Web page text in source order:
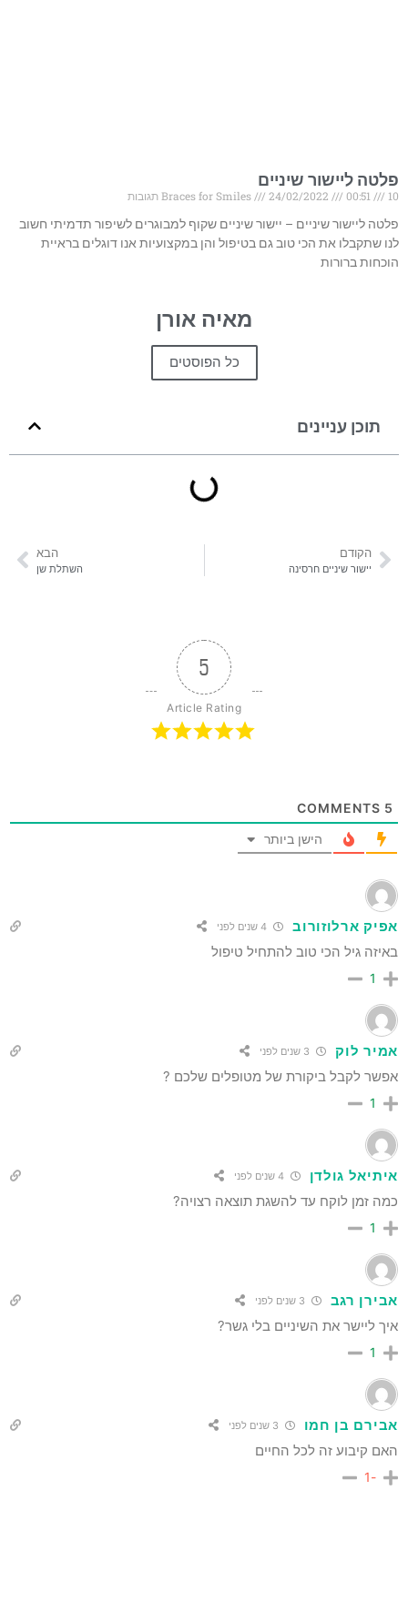
פלטה ליישור שיניים
Braces for Smiles 24/02/2022 00:51
10 תגובות
פלטה ליישור שיניים – יישור שיניים שקוף למבוגרים לשיפור תדמיתי חשוב
לנו שתקבלו את הכי טוב גם בטיפול והן במקצועיות אנו דוגלים בראיית
הוכחות ברורות
מאיה אורן
כל הפוסטים
תוכן עניינים
הקודם
יישור שיניים חרסינה
הבא
השתלת שן
5
Article Rating
5
הישן ביותר
אפיק ארלוזורוב
באיזה גיל הכי טוב להתחיל טיפול
1
אמיר לוק
אפשר לקבל ביקורת של מטופלים שלכם ?
1
איתיאל גולדן
כמה זמן לוקח עד להשגת תוצאה רצויה?
1
אבירן רגב
איך ליישר את השיניים בלי גשר?
1
אבירם בן חמו
האם קיבוע זה לכל החיים
-1